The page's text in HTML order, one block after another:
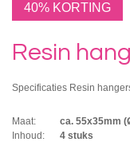
40% KORTING
Resin
Specificaties Resin
Maat:
ca. 55x35mm
Inhoud:
4 stuks